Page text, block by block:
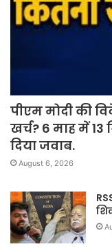
पीएम मोदी की
खर्च? 6 माह में
दिया जवाब.
August 6, 2026